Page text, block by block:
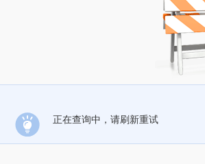
正在查询中，请刷新重试